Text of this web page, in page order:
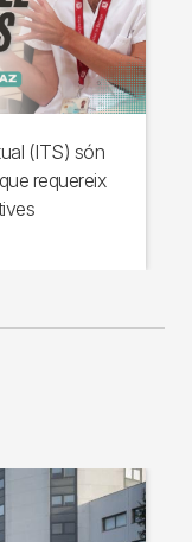
(ITS) són
requereix